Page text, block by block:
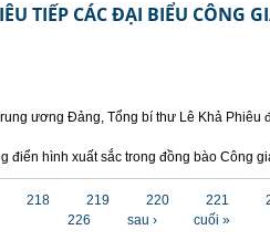
TIẾP CÁC ĐẠI BIỂU CÔNG
ương Đảng, Tổng bí thư Lê Khả Phiêu
điển hình xuất sắc trong đồng bào Công
218 219 220 221
226
sau › cuối »